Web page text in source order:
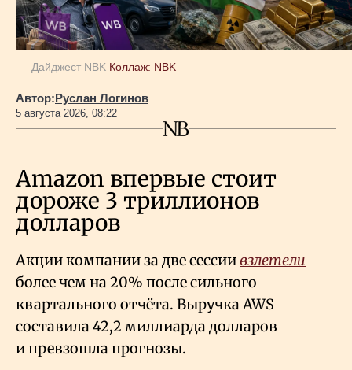
Дайджест NBK Коллаж: NBK
Автор:Руслан Логинов
5 августа 2026, 08:22
Amazon впервые стоит
дороже 3 триллионов
долларов
Акции компании за две сессиивзлетели
более чем на 20% после сильного
квартального отчёта. Выручка AWS
составила 42,2 миллиарда долларов
и превзошла прогнозы.